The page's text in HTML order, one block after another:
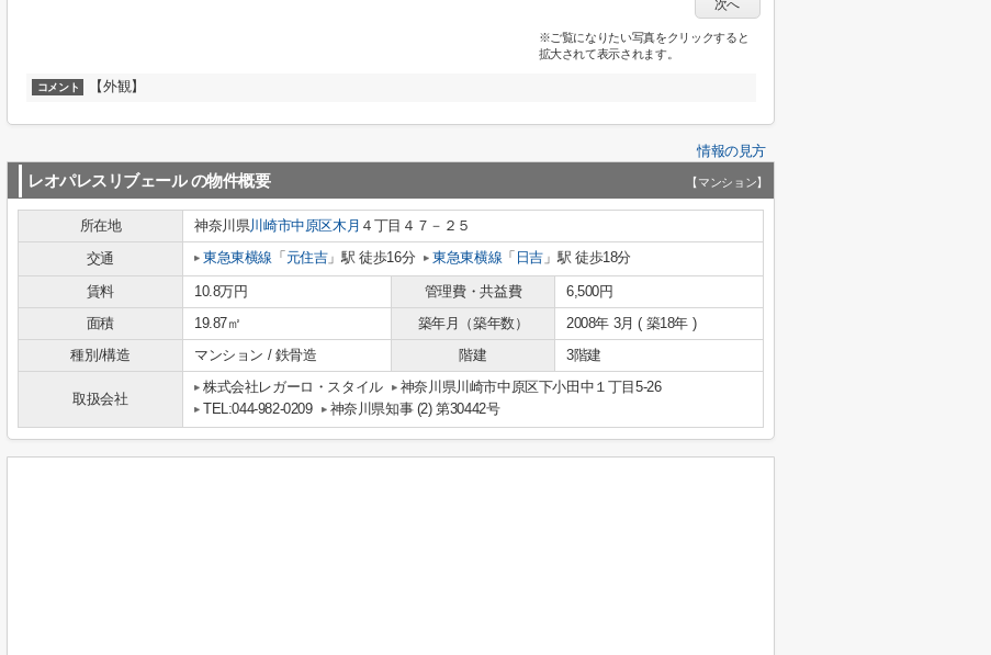
次へ
※ご覧になりたい写真をクリックすると
拡大されて表示されます。
コメント 【外観】
情報の見方
レオパレスリブェール の物件概要 【マンション】
所在地 神奈川県川崎市中原区木月 ４丁目４７－２５
交通
東急東横線 「 元住吉」駅 徒歩16分 東急東横線 「 日吉 」駅 徒歩18分
賃料 10.8万円 管理費・共益費
6,500円
面積
19.87㎡ 築年月（築年数）
2008年 3月 ( 築18年 )
種別/構造
マンション / 鉄骨造 階建 3階建
取扱会社
株式会社レガーロ・スタイル
神奈川県川崎市中原区下小田中１丁目5-26
TEL:044-982-0209
神奈川県知事 (2) 第30442号